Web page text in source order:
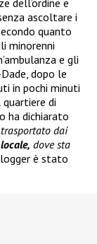
ascoltare i
quanto
minorenni
e gli
dopo le
in pochi minuti
di
ha dichiarato
dai
dove sta
è stato